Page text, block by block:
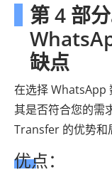
第 4 部
缺点
在选择 WhatsApp
其是否符合您的需
Transfer 的优势和
优点：